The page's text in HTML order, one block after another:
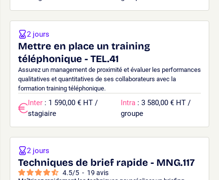
Mettre en place un training
téléphonique - TEL.41
Assurez un management de proximité et évaluer les performances
qualitatives et quantitatives de ses collaborateurs avec la
formation training téléphonique.
2 jours
Inter : 1 590,00 € HT /
stagiaire
Intra : 3 580,00 € HT /
groupe
Techniques de brief rapide - MNG.117
4.5/5 - 19 avis
2 jours